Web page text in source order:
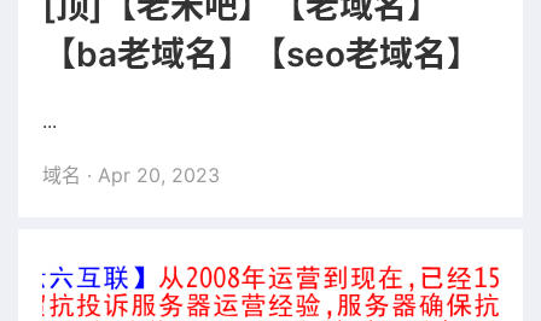
【ba老域名】【seo老域名】
...
域名 · Apr 20, 2023